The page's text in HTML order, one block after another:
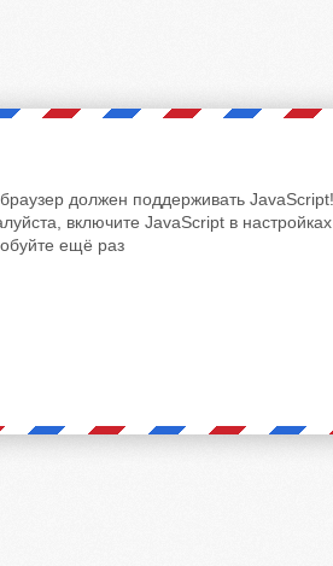
должен поддерживать JavaScript!
включите JavaScript в
ещё раз